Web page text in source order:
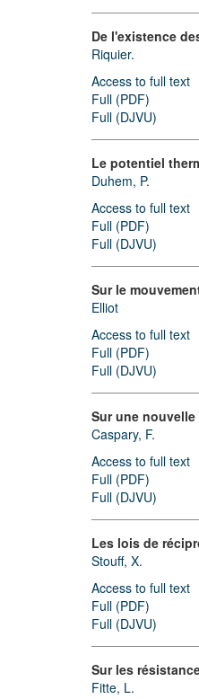
De l'existence
Riquier.
Access to full text
Full (PDF)
Full (DJVU)
Le potentiel
Duhem, P.
Access to full text
Full (PDF)
Full (DJVU)
Sur le
Elliot
Access to full text
Full (PDF)
Full (DJVU)
Sur une
Caspary, F.
Access to full text
Full (PDF)
Full (DJVU)
Les lois de
Stouff, X.
Access to full text
Full (PDF)
Full (DJVU)
Sur les
Fitte, L.